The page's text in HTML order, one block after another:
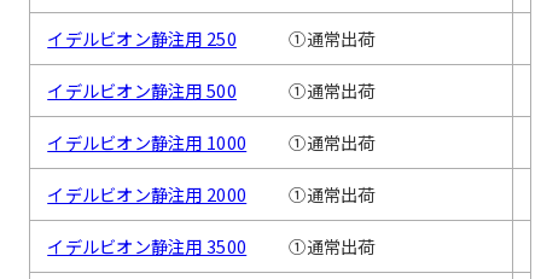
イデルビオン静注用 250 ①通常出荷
イデルビオン静注用 500 ①通常出荷
イデルビオン静注用 1000 ①通常出荷
イデルビオン静注用 2000 ①通常出荷
イデルビオン静注用 3500 ①通常出荷